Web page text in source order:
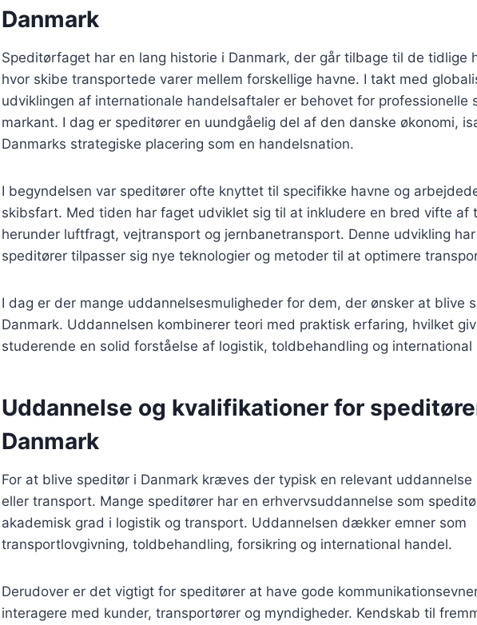
Danmark
Speditørfaget har en lang historie i Danmark, der går tilbage til de tidlige
hvor skibe transportede varer mellem forskellige havne. I takt med
udviklingen af internationale handelsaftaler er behovet for professionelle
markant. I dag er speditører en uundgåelig del af den danske økonomi,
Danmarks strategiske placering som en handelsnation.
I begyndelsen var speditører ofte knyttet til specifikke havne og
skibsfart. Med tiden har faget udviklet sig til at inkludere en bred vifte af
herunder luftfragt, vejtransport og jernbanetransport. Denne udvikling
speditører tilpasser sig nye teknologier og metoder til at optimere
I dag er der mange uddannelsesmuligheder for dem, der ønsker at blive
Danmark. Uddannelsen kombinerer teori med praktisk erfaring, hvilket
studerende en solid forståelse af logistik, toldbehandling og international
Uddannelse og kvalifikationer for
Danmark
For at blive speditør i Danmark kræves der typisk en relevant
eller transport. Mange speditører har en erhvervsuddannelse som
akademisk grad i logistik og transport. Uddannelsen dækker emner som
transportlovgivning, toldbehandling, forsikring og international handel.
Derudover er det vigtigt for speditører at have gode
interagere med kunder, transportører og myndigheder. Kendskab til